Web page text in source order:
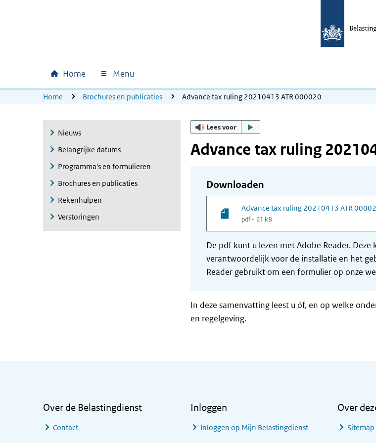
Hoofdnavigatie
Home Menu
U bevindt zich hier:
Home Brochures en publicaties Advance tax ruling 20210413 ATR 000020
Nieuws
Belangrijke datums
Programma's en formulieren
Brochures en publicaties
Rekenhulpen
Verstoringen
Lees voor
Advance tax ruling
Downloaden
Advance tax ruling 20210413 ATR
pdf - 21 kB
De pdf kunt u lezen met Adobe Reader.
verantwoordelijk voor de installatie en het
Reader gebruikt om een formulier op onze
In deze samenvatting leest u óf, en op welke
en regelgeving.
Over de Belastingdienst
Contact
Inloggen
Inloggen op Mijn Belastingdienst
Over
Sitemap